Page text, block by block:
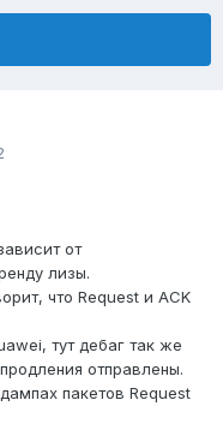
от
лизы.
что Request и ACK
тут дебаг так же
отправлены.
пакетов Request